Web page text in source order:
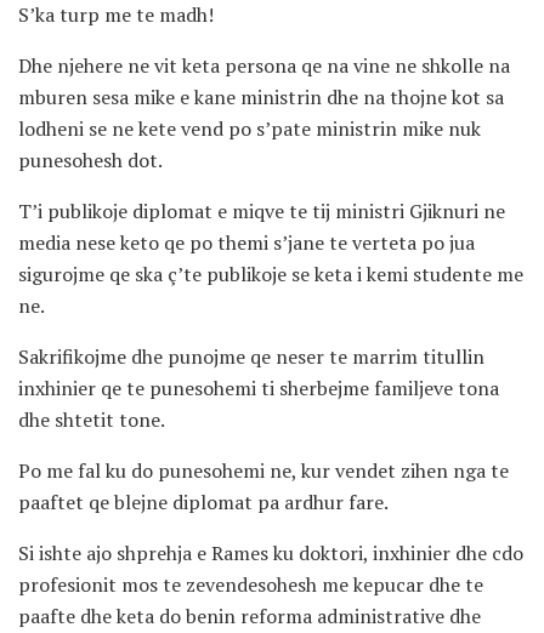
S’ka turp me te madh!
Dhe njehere ne vit keta persona qe na vine ne shkolle na
mburen sesa mike e kane ministrin dhe na thojne kot sa
lodheni se ne kete vend po s’pate ministrin mike nuk
punesohesh dot.
T’i publikoje diplomat e miqve te tij ministri Gjiknuri ne
media nese keto qe po themi s’jane te verteta po jua
sigurojme qe ska ç’te publikoje se keta i kemi studente me
ne.
Sakrifikojme dhe punojme qe neser te marrim titullin
inxhinier qe te punesohemi ti sherbejme familjeve tona
dhe shtetit tone.
Po me fal ku do punesohemi ne, kur vendet zihen nga te
paaftet qe blejne diplomat pa ardhur fare.
Si ishte ajo shprehja e Rames ku doktori, inxhinier dhe cdo
profesionit mos te zevendesohesh me kepucar dhe te
paafte dhe keta do benin reforma administrative dhe